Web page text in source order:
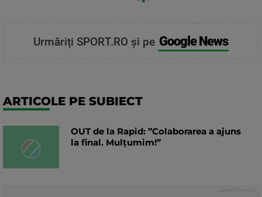
Urmăriți SPORT.RO și pe Google News
ARTICOLE PE SUBIECT
OUT de la Rapid: ”Colaborarea a ajuns
la final. Mulțumim!”